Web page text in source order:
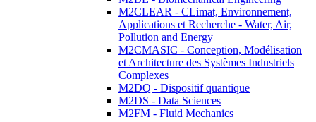
M2CLEAR - CLimat, Environnement,
Applications et Recherche - Water, Air,
Pollution and Energy
M2CMASIC - Conception, Modélisation
et Architecture des Systèmes Industriels
Complexes
M2DQ - Dispositif quantique
M2DS - Data Sciences
M2FM - Fluid Mechanics